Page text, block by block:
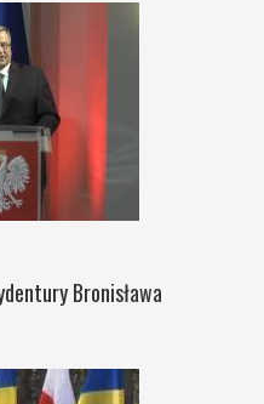
Bronisława